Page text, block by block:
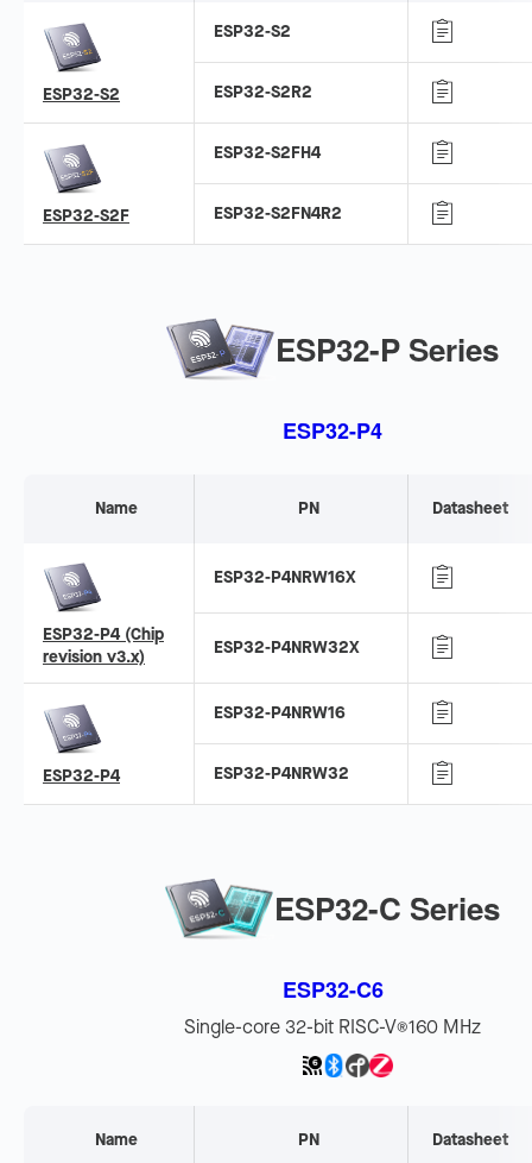
ESP32-S2
ESP32-S2
ESP32-S2R2
ESP32-S2F
ESP32-S2FH4
ESP32-S2FN4R2
ESP32-P Series
ESP32-P4
Name PN Datasheet
ESP32-P4 (Chip
revision v3.x)
ESP32-P4NRW16X
ESP32-P4NRW32X
ESP32-P4
ESP32-P4NRW16
ESP32-P4NRW32
ESP32-C Series
ESP32-C6
Single-core 32-bit RISC-V®160 MHz
Name PN Datasheet